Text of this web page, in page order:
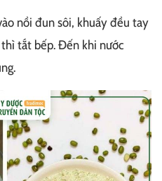
nồi đun sôi, khuấy đều tay
tắt bếp. Đến khi nước